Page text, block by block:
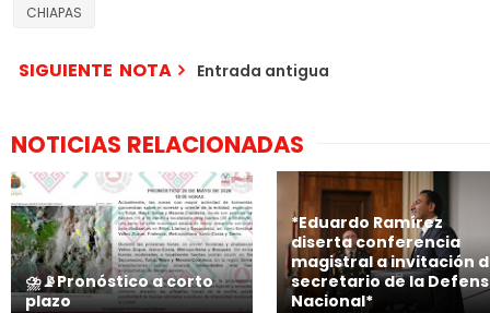
CHIAPAS
SIGUIENTE NOTA Entrada antigua
NOTICIAS RELACIONADAS
⛈️📡Pronóstico a corto
plazo
*Eduardo Ramírez
diserta conferencia
magistral a invitación
secretario de la
Nacional*